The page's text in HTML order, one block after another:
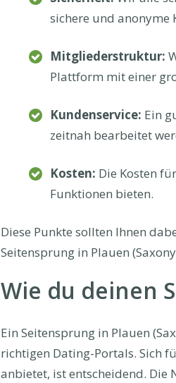
sichere und
Mitgliederstruktur:
Plattform mit einer
Kundenservice: Ein
zeitnah bearbeitet
Kosten: Die Kosten
Funktionen bieten.
Diese Punkte sollten Ihnen
Seitensprung in Plauen
Wie du deinen
Ein Seitensprung in Plauen
richtigen Dating-Portals. Sich
anbietet, ist entscheidend. Die